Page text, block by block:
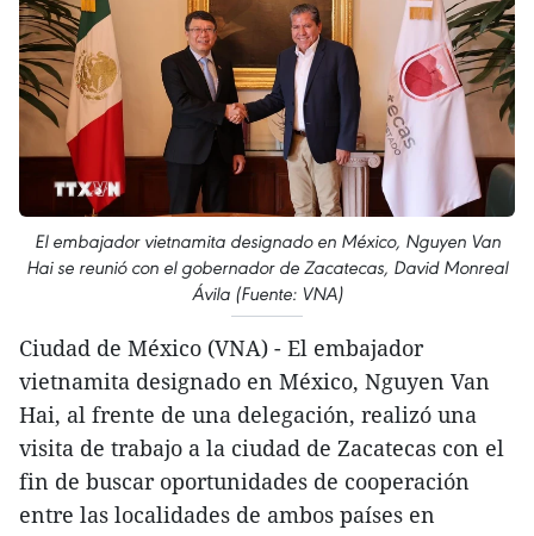
El embajador vietnamita designado en México, Nguyen Van
Hai se reunió con el gobernador de Zacatecas, David Monreal
Ávila (Fuente: VNA)
Ciudad de México (VNA) - El embajador
vietnamita designado en México, Nguyen Van
Hai, al frente de una delegación, realizó una
visita de trabajo a la ciudad de Zacatecas con el
fin de buscar oportunidades de cooperación
entre las localidades de ambos países en